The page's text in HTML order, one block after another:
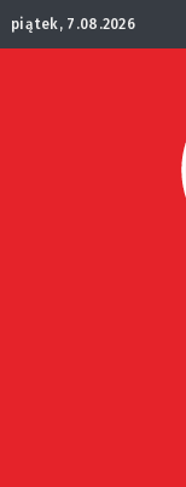
piątek, 7.08.2026